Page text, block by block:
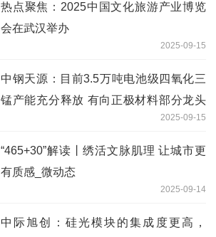
热点聚焦：2025中国文化旅游产业博览
会在武汉举办
2025-09-15
中钢天源：目前3.5万吨电池级四氧化三
锰产能充分释放 有向正极材料部分龙头
2025-09-15
“465+30”解读丨绣活文脉肌理 让城市更
有质感_微动态
2025-09-14
中际旭创：硅光模块的集成度更高，